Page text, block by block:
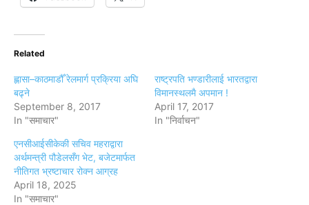
Related
ह्लासा–काठमाडौँ रेलमार्ग प्रक्रिया अघि
बढ्ने
September 8, 2017
In "समाचार"
राष्ट्रपति भण्डारीलाई भारतद्वारा
विमानस्थलमै अपमान !
April 17, 2017
In "निर्वाचन"
एनसीआईसीकेकी सचिव महराद्वारा
अर्थमन्त्री पौडेलसँग भेट, बजेटमार्फत
नीतिगत भ्रष्टाचार रोक्न आग्रह
April 18, 2025
In "समाचार"